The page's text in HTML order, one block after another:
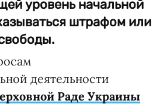
уровень начальной
штрафом или
деятельности
Раде Украины